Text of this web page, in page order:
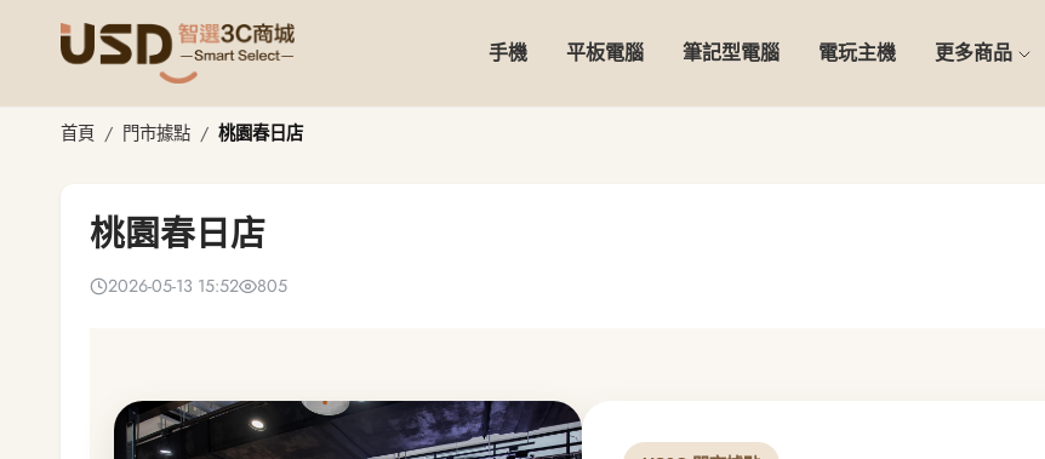
手機 平板電腦 筆記型電腦 電玩主機 更多商品
桃園春日店
首頁 門市據點 桃園春日店
桃園春日店
2026-05-13 15:52 805